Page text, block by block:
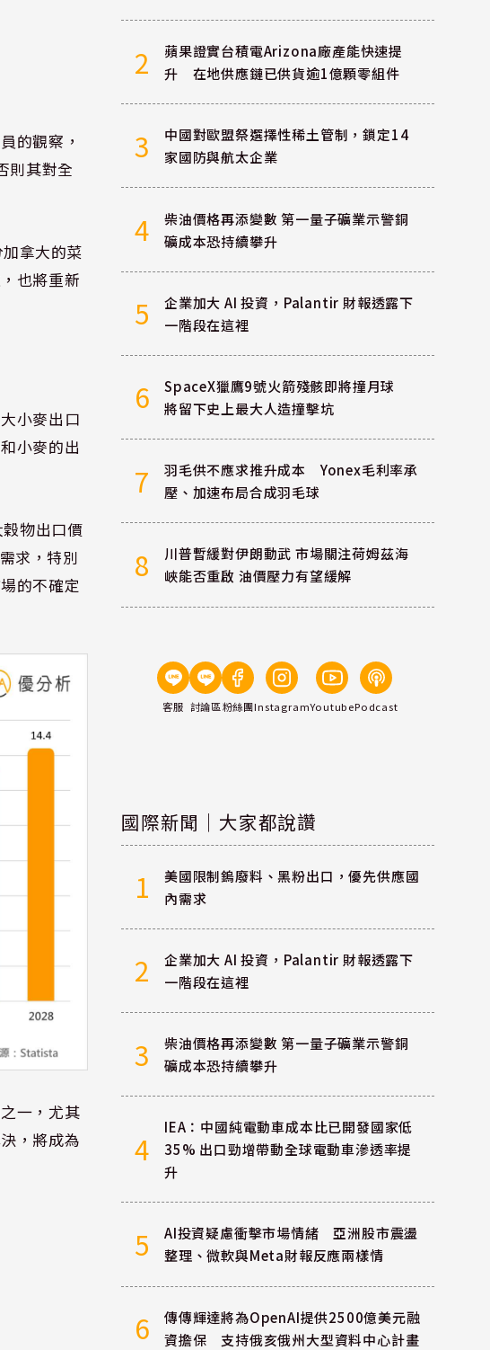
的觀察，
則其對全
拿大的菜
也將重新
小麥出口
小麥的出
物出口價
求，特別
的不確定
一，尤其
，將成為
2
蘋果證實台積電Arizona廠產能快速提
升 在地供應鏈已供貨逾1億顆零組件
3
中國對歐盟祭選擇性稀土管制，鎖定14
家國防與航太企業
4
柴油價格再添變數 第一量子礦業示警銅
礦成本恐持續攀升
5
企業加大 AI 投資，Palantir 財報透露下
一階段在這裡
6
SpaceX獵鷹9號火箭殘骸即將撞月球
將留下史上最大人造撞擊坑
7
羽毛供不應求推升成本 Yonex毛利率承
壓、加速布局合成羽毛球
8
川普暫緩對伊朗動武 市場關注荷姆茲海
峽能否重啟 油價壓力有望緩解
客服 討論區粉絲團InstagramYoutubePodcast
國際新聞｜大家都說讚
1
美國限制鎢廢料、黑粉出口，優先供應國
內需求
2
企業加大 AI 投資，Palantir 財報透露下
一階段在這裡
3
柴油價格再添變數 第一量子礦業示警銅
礦成本恐持續攀升
4
IEA：中國純電動車成本比已開發國家低
35% 出口勁增帶動全球電動車滲透率提
升
5
AI投資疑慮衝擊市場情緒 亞洲股市震盪
整理、微軟與Meta財報反應兩樣情
6
傳傳輝達將為OpenAI提供2500億美元融
資擔保 支持俄亥俄州大型資料中心計畫